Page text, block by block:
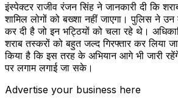
इंस्पेक्टर राजीव रंजन सिंह ने जानकारी दी कि
शामिल लोगों को बख्शा नहीं जाएगा। पुलिस ने
कर दी है जो इन भट्ठियों को चला रहे थे।
शराब तस्करों को बहुत जल्द गिरफ्तार कर लिया
किया है कि इस तरह के अभियान आगे भी जारी
पर लगाम लगाई जा सके।
Advertise your business here